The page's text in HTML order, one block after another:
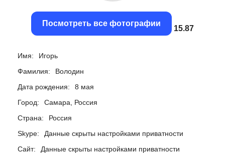
Посмотреть все фотографии
15.62
Имя:
Игорь
Фамилия:
Володин
Дата рождения:
8 мая
Город:
Самара, Россия
Страна:
Россия
Skype:
Данные скрыты настройками приватности
Сайт:
Данные скрыты настройками приватности